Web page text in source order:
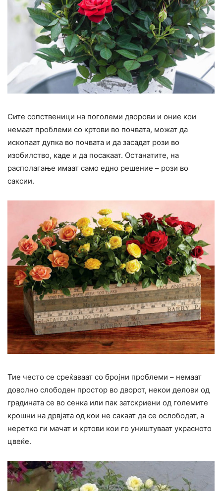
Сите сопственици на поголеми дворови и оние кои
немаат проблеми со кртови во почвата, можат да
ископаат дупка во почвата и да засадат рози во
изобилство, каде и да посакаат. Останатите, на
располагање имаат само едно решение – рози во
саксии.
Тие често се среќаваат со бројни проблеми – немаат
доволно слободен простор во дворот, некои делови од
градината се во сенка или пак затскриени од големите
крошни на дрвјата од кои не сакаат да се ослободат, а
неретко ги мачат и кртови кои го уништуваат украсното
цвеќе.